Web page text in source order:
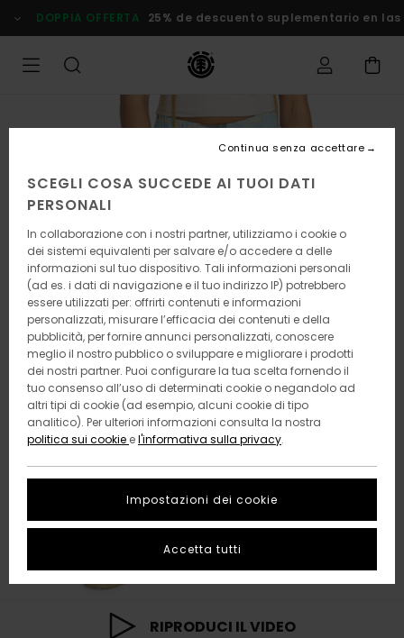
alle
informazioni
prodotto
DOPPIA OFFERTA 25% de descuento suplementario en
RIPRODUCI IL VIDEO
SCEGLI COSA SUCCEDE AI TUOI DATI
PERSONALI
In collaborazione con i nostri partner, utilizziamo i cookie o
dei sistemi equivalenti per salvare e/o accedere a delle
informazioni sul tuo dispositivo. Tali informazioni personali
(ad es. i dati di navigazione e il tuo indirizzo IP) potrebbero
essere utilizzati per: offrirti contenuti e informazioni
personalizzati, misurare l’efficacia dei contenuti e della
pubblicità, per fornire annunci personalizzati, conoscere
meglio il nostro pubblico o sviluppare e migliorare i prodotti
dei nostri partner. Puoi configurare la tua scelta fornendo il
tuo consenso all’uso di determinati cookie o negandolo ad
altri tipi di cookie (ad esempio, alcuni cookie di tipo
analitico). Per ulteriori informazioni consulta la nostra
politica sui cookie el'informativa sulla privacy.
Impostazioni dei cookie
Continua senza accettare
Accetta tutti